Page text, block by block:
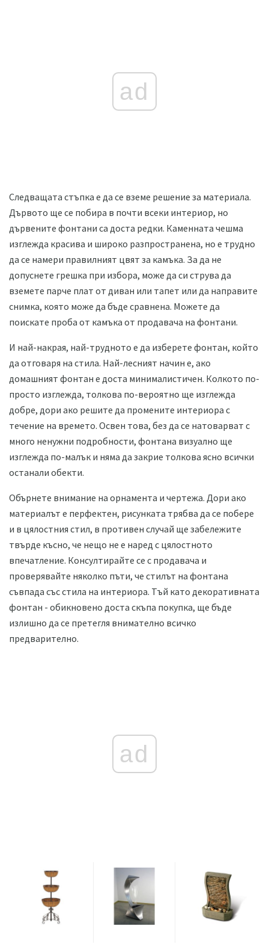
ad
Следващата стъпка е да се вземе решение за материала.
Дървото ще се побира в почти всеки интериор, но
дървените фонтани са доста редки. Каменната чешма
изглежда красива и широко разпространена, но е трудно
да се намери правилният цвят за камъка. За да не
допуснете грешка при избора, може да си струва да
вземете парче плат от диван или тапет или да направите
снимка, която може да бъде сравнена. Можете да
поискате проба от камъка от продавача на фонтани.
И най-накрая, най-трудното е да изберете фонтан, който
да отговаря на стила. Най-лесният начин е, ако
домашният фонтан е доста минималистичен. Колкото по-
просто изглежда, толкова по-вероятно ще изглежда
добре, дори ако решите да промените интериора с
течение на времето. Освен това, без да се натоварват с
много ненужни подробности, фонтана визуално ще
изглежда по-малък и няма да закрие толкова ясно всички
останали обекти.
Обърнете внимание на орнамента и чертежа. Дори ако
материалът е перфектен, рисунката трябва да се побере
и в цялостния стил, в противен случай ще забележите
твърде късно, че нещо не е наред с цялостното
впечатление. Консултирайте се с продавача и
проверявайте няколко пъти, че стилът на фонтана
съвпада със стила на интериора. Тъй като декоративната
фонтан - обикновено доста скъпа покупка, ще бъде
излишно да се претегля внимателно всичко
предварително.
ad